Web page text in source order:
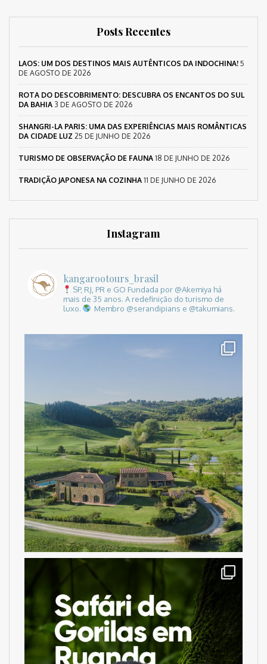
Posts Recentes
LAOS: UM DOS DESTINOS MAIS AUTÊNTICOS DA INDOCHINA! 5
DE AGOSTO DE 2026
ROTA DO DESCOBRIMENTO: DESCUBRA OS ENCANTOS DO SUL
DA BAHIA 3 DE AGOSTO DE 2026
SHANGRI-LA PARIS: UMA DAS EXPERIÊNCIAS MAIS ROMÂNTICAS
DA CIDADE LUZ 25 DE JUNHO DE 2026
TURISMO DE OBSERVAÇÃO DE FAUNA 18 DE JUNHO DE 2026
TRADIÇÃO JAPONESA NA COZINHA 11 DE JUNHO DE 2026
Instagram
kangarootours_brasil
SP, RJ, PR e GO Fundada por @Akemiya há
mais de 35 anos. A redefinição do turismo de
luxo.
Membro @serandipians e @takumians.